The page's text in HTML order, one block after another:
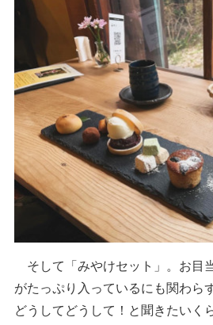
そして「みやけセット」。お目
がたっぷり入っているにも関わら
どうしてどうして！と聞きたいく